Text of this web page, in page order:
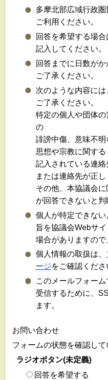
多摩北部広域行政
ご利用ください。
回答を希望する場
記入してください。
回答までに日数がか
ご了承ください。
次のような内容には
ご了承ください。
特定の個人や団体
の
誹謗中傷、意味不
思想や宗教に関する
記入されている連絡
または連絡先が正
その他、本協議会
が回答できないと
個人が特定できな
旨を協議会Webサ
場合がありますので
個人情報の取扱は、
ージをご確認くださ
このメールフォー
受信するために、
ます。
お問い合わせ
フォームの状態を確認して
ラジオボタン(未定義)
回答を希望する